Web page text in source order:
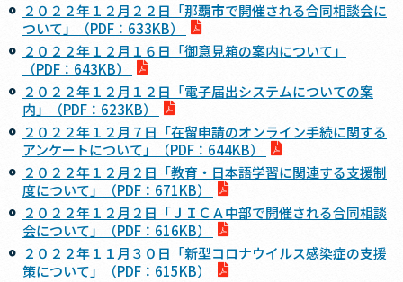
２０２２年１２月２２日「那覇市で開催される合同相談会に
ついて」（PDF：633KB）
２０２２年１２月１６日「御意見箱の案内について」
（PDF：643KB）
２０２２年１２月１２日「電子届出システムについての案
内」（PDF：623KB）
２０２２年１２月７日「在留申請のオンライン手続に関する
アンケートについて」（PDF：644KB）
２０２２年１２月２日「教育・日本語学習に関連する支援制
度について」（PDF：671KB）
２０２２年１２月２日「ＪＩＣＡ中部で開催される合同相談
会について」（PDF：616KB）
２０２２年１１月３０日「新型コロナウイルス感染症の支援
策について」（PDF：615KB）